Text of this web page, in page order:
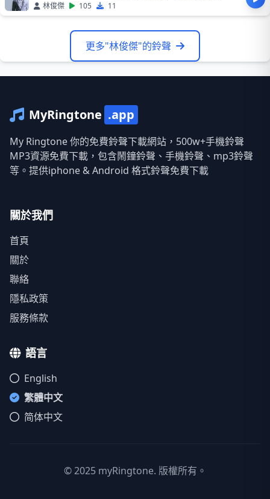
林俊傑 105 11
更多"林俊傑"的鈴聲
MyRingtone .app
My Ringtone 你的免費鈴聲下載網站，500w+手機鈴聲
MP3資源免費下載，包含鬧鐘鈴聲、手機鈴聲、mp3鈴聲
等。提供iphone & Android 格式鈴聲免費下載
關於我們
首頁
關於
聯絡
隱私政策
服務條款
語言
English
繁體中文
简体中文
© 2025 myRingtone. 版權所有。